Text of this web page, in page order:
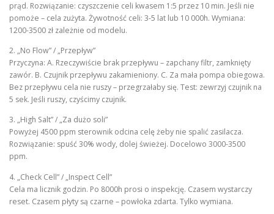
prąd. Rozwiązanie: czyszczenie celi kwasem 1:5 przez 10 min. Jeśli nie
pomoże – cela zużyta. Żywotność celi: 3-5 lat lub 10 000h. Wymiana:
1200-3500 zł zależnie od modelu.
2. „No Flow” / „Przepływ”
Przyczyna: A. Rzeczywiście brak przepływu – zapchany filtr, zamknięty
zawór. B. Czujnik przepływu zakamieniony. C. Za mała pompa obiegowa.
Bez przepływu cela nie ruszy – przegrzałaby się. Test: zewrzyj czujnik na
5 sek. Jeśli ruszy, czyścimy czujnik.
3. „High Salt” / „Za dużo soli”
Powyżej 4500 ppm sterownik odcina celę żeby nie spalić zasilacza.
Rozwiązanie: spuść 30% wody, dolej świeżej. Docelowo 3000-3500
ppm.
4. „Check Cell” / „Inspect Cell”
Cela ma licznik godzin. Po 8000h prosi o inspekcję. Czasem wystarczy
reset. Czasem płyty są czarne – powłoka zdarta. Tylko wymiana.